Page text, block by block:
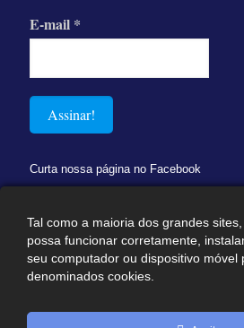
E-mail *
Curta nossa página no Facebook
Tal como a maioria dos grandes
possa funcionar corretamente,
seu computador ou dispositivo móvel
denominados cookies.